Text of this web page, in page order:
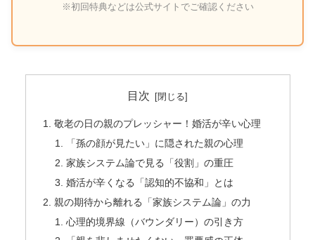
※初回特典などは公式サイトでご確認ください
目次
敬老の日の親のプレッシャー！婚活が辛い心理
「孫の顔が見たい」に隠された親の心理
家族システム論で見る「役割」の重圧
婚活が辛くなる「認知的不協和」とは
親の期待から離れる「家族システム論」の力
心理的境界線（バウンダリー）の引き方